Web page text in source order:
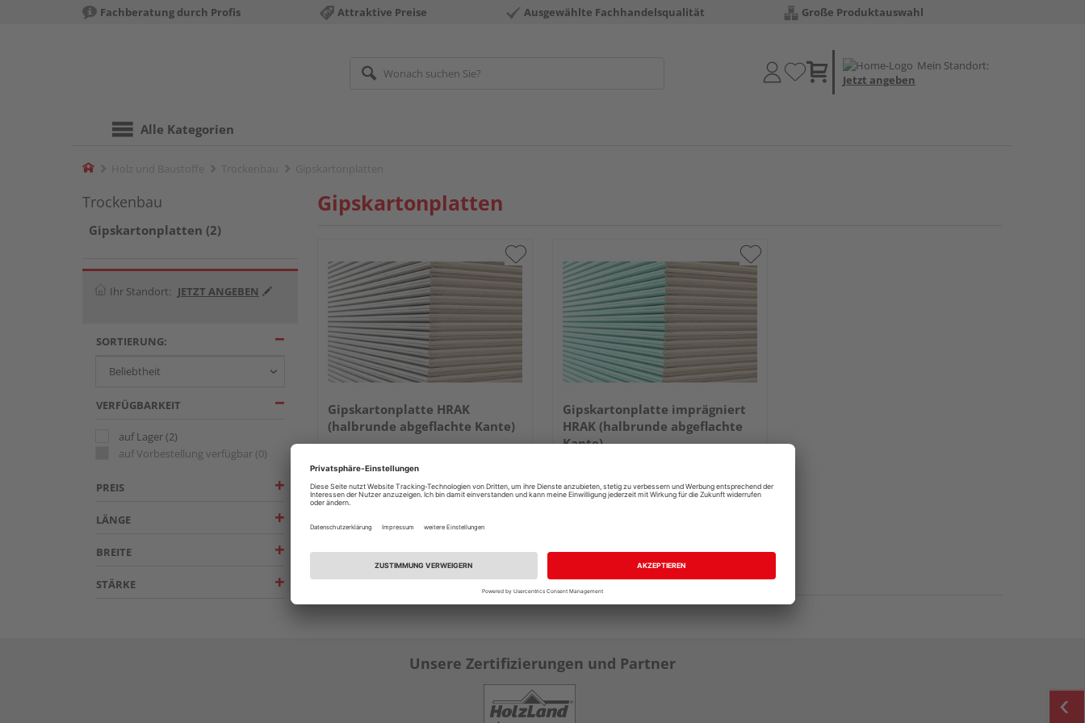
Fachberatung durch Profis Attraktive Preise Ausgewählte Fachhandelsqualität Große Produktauswahl
Mein Standort:
Jetzt angeben
Alle Kategorien
Home
Trockenbau
Gipskartonplatten (2)
Ihr Standort: JETZT ANGEBEN
SORTIERUNG:
VERFÜGBARKEIT
auf Lager(2)
auf Vorbestellung verfügbar (0)
PREIS
LÄNGE
BREITE
STÄRKE
Gipskartonplatten
Gipskartonplatte HRAK
(halbrunde abgeflachte Kante)
Gipskartonplatte imprägniert
HRAK (halbrunde abgeflachte
Kante)
Unsere Zertifizierungen und Partner